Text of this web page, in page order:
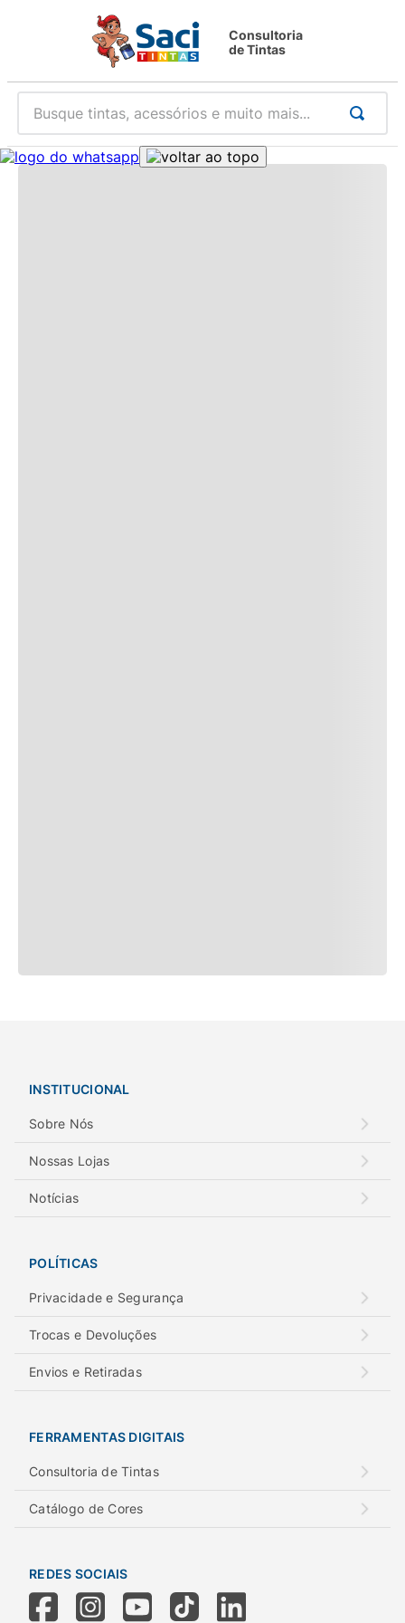
Consultoria
de Tintas
Busque tintas, acessórios e muito mais...
INSTITUCIONAL
Sobre Nós
Nossas Lojas
Notícias
POLÍTICAS
Privacidade e Segurança
Trocas e Devoluções
Envios e Retiradas
FERRAMENTAS DIGITAIS
Consultoria de Tintas
Catálogo de Cores
REDES SOCIAIS